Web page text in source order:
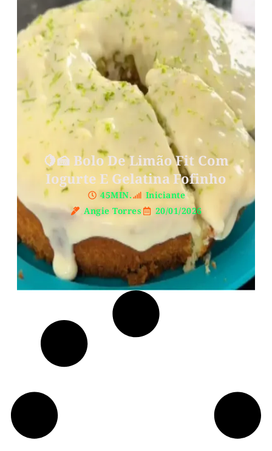
🍋🍰 Bolo De Limão Fit Com
Iogurte E Gelatina Fofinho
45MIN.
Iniciante
Angie Torres
20/01/2026